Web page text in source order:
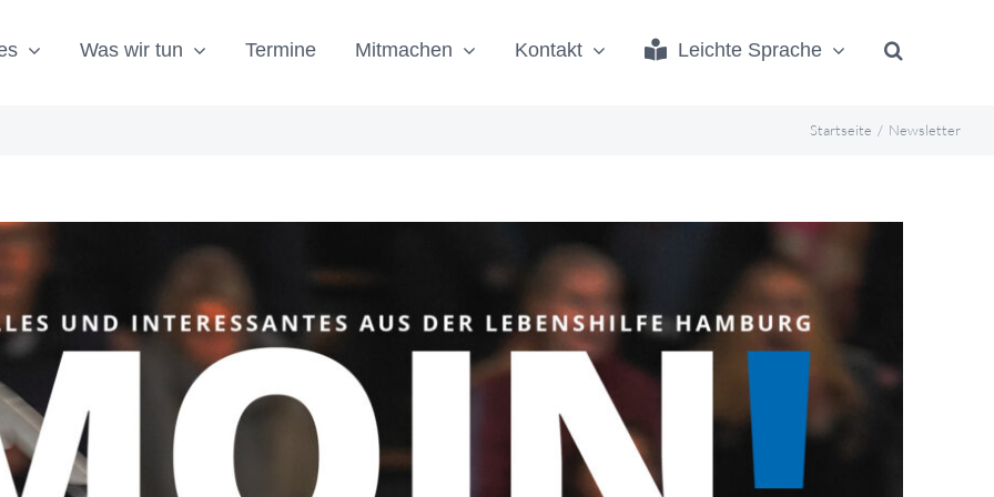
Was wir tun Termine Mitmachen Kontakt Leichte Sprache
Startseite Newsletter